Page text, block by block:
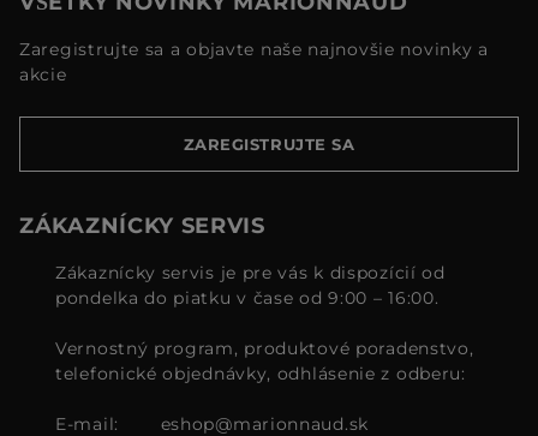
Zaregistrujte sa a objavte naše najnovšie novinky a
akcie
ZAREGISTRUJTE SA
ZÁKAZNÍCKY SERVIS
Zákaznícky servis je pre vás k dispozícií od
pondelka do piatku v čase od 9:00 – 16:00.
Vernostný program, produktové poradenstvo,
telefonické objednávky, odhlásenie z odberu:
E-mail:
eshop@marionnaud.sk